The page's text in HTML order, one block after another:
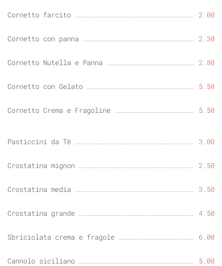
Cornetto farcito 2.00
Cornetto con panna 2.30
Cornetto Nutella e Panna 2.80
Cornetto con Gelato 5.50
Cornetto Crema e Fragoline 5.50
Pasticcini da Tè 3.00
Crostatina mignon 2.50
Crostatina media 3.50
Crostatina grande 4.50
Sbriciolata crema e fragole 6.00
Cannolo siciliano 5.00